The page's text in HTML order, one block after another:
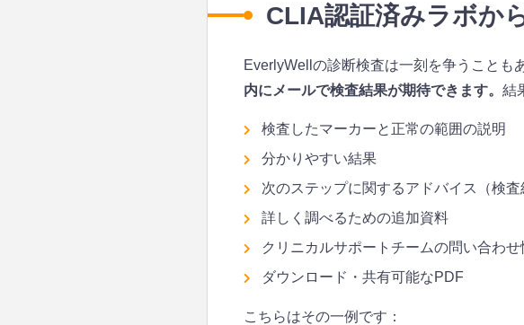
CLIA認証済みラボか
EverlyWellの診断検査は一刻を争うことも
内にメールで検査結果が期待できます。 結
検査したマーカーと正常の範囲の説明
分かりやすい結果
次のステップに関するアドバイス（検査
詳しく調べるための追加資料
クリニカルサポートチームの問い合わせ
ダウンロード・共有可能なPDF
こちらはその一例です：